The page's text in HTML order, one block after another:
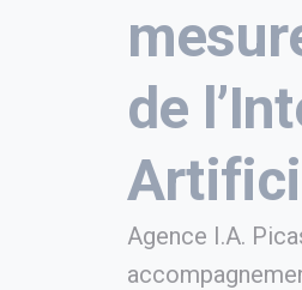
de
Agence I.A.